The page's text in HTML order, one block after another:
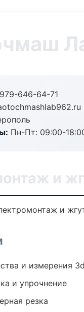
646-64-71
Пн-Пт: 09:00-
и
и
и измерения 3d
и упрочнение
резка